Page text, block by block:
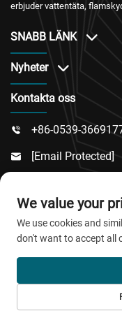
erbjuder vattentäta,
SNABB LÄNK
Nyheter
Kontakta oss
 +86-0539-
 [email Protected]
County, Weifang
Copyright © 2026
Alla
We value your
We use cookies and
don't want to accept all